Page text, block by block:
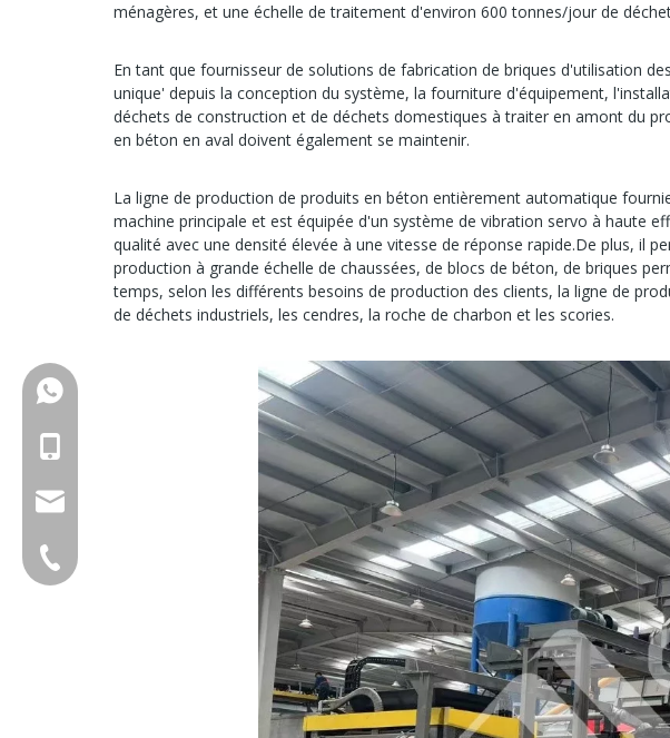
ménagères, et une échelle de traitement d'environ 600 tonnes/jour de
En tant que fournisseur de solutions de fabrication de briques d'utilisation
unique' depuis la conception du système, la fourniture d'équipement,
déchets de construction et de déchets domestiques à traiter en amont du
en béton en aval doivent également se maintenir.
La ligne de production de produits en béton entièrement automatique
machine principale et est équipée d'un système de vibration servo à haute
qualité avec une densité élevée à une vitesse de réponse rapide.De plus, il
production à grande échelle de chaussées, de blocs de béton, de briques
temps, selon les différents besoins de production des clients, la ligne de
de déchets industriels, les cendres, la roche de charbon et les scories.